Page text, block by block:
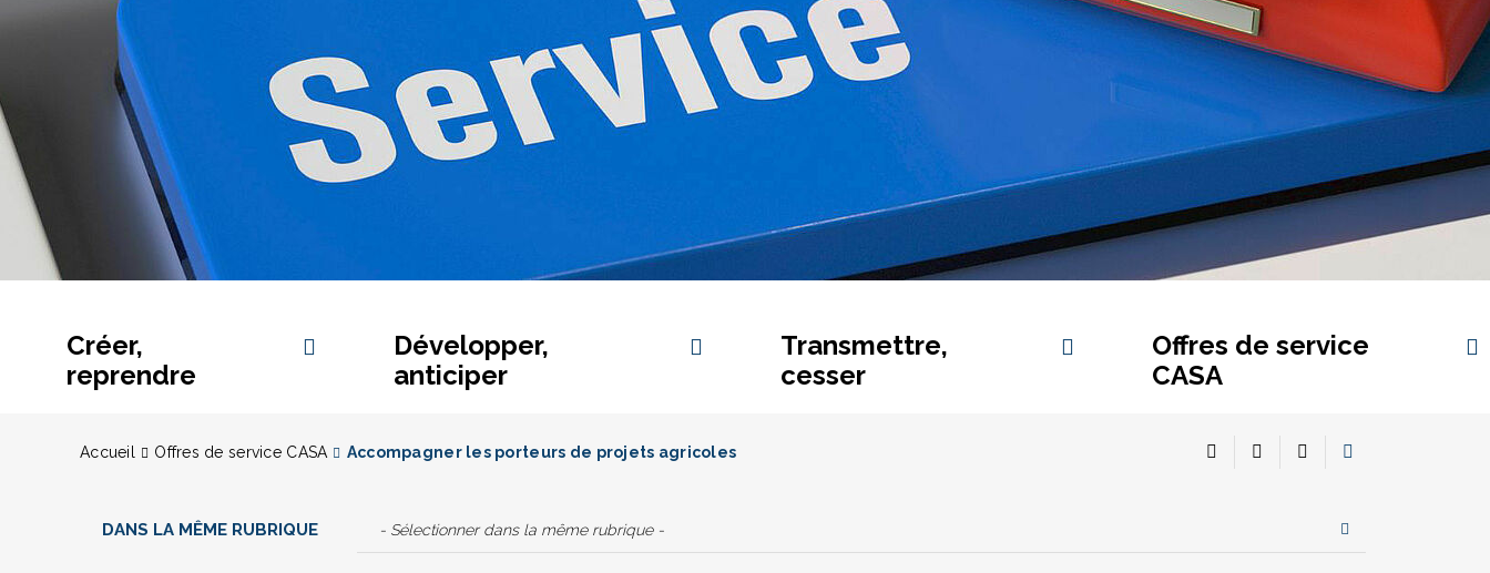
Créer,
reprendre
Développer,
anticiper
Transmettre,
cesser
Offres de service
CASA
Accueil Offres de service CASA Accompagner les porteurs de projets agricoles
DANS LA MÊME RUBRIQUE - Sélectionner dans la même rubrique -